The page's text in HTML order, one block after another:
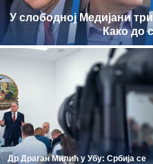
У слободној Медијани
Како до
Др Драган Милић у Убу: Србија се